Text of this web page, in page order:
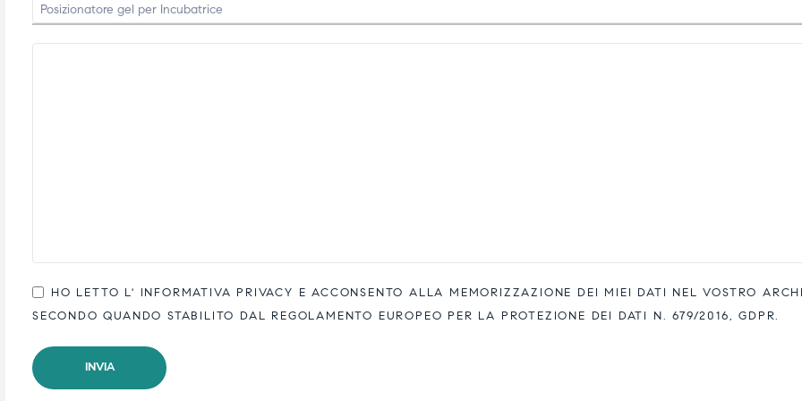
HO LETTO L' INFORMATIVA PRIVACY E ACCONSENTO ALLA MEMORIZZAZIONE DEI MIEI DATI NEL VOSTRO
SECONDO QUANDO STABILITO DAL REGOLAMENTO EUROPEO PER LA PROTEZIONE DEI DATI N. 679/2016, GDPR.